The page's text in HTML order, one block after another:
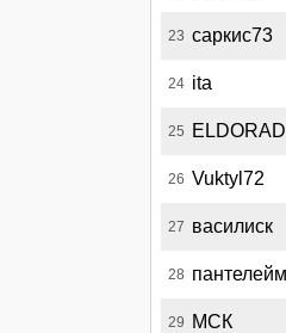
23 саркис73
24 ita
25
26 Vuktyl72
27 василиск
28
29 МСК